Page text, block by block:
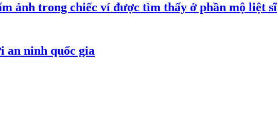
ảnh trong chiếc ví được tìm thấy ở phần mộ liệt sĩ
an ninh quốc gia